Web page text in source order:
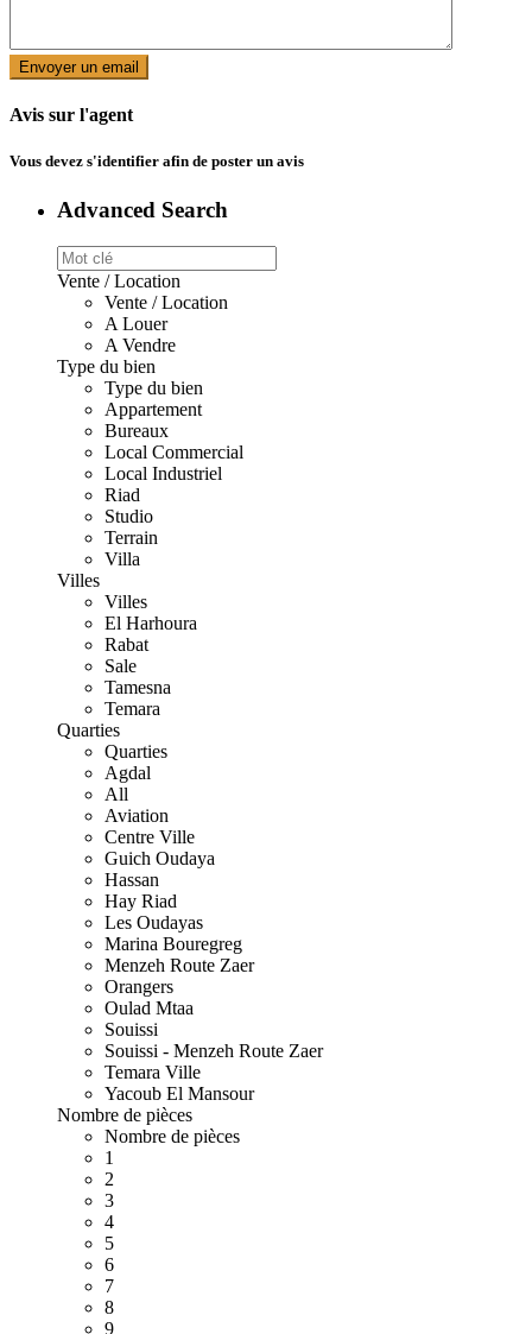
Avis sur l'agent
Vous devez s'identifier afin de poster un avis
Advanced Search
Vente / Location
Vente / Location
A Louer
A Vendre
Type du bien
Type du bien
Appartement
Bureaux
Local Commercial
Local Industriel
Riad
Studio
Terrain
Villa
Villes
Villes
El Harhoura
Rabat
Sale
Tamesna
Temara
Quarties
Quarties
Agdal
All
Aviation
Centre Ville
Guich Oudaya
Hassan
Hay Riad
Les Oudayas
Marina Bouregreg
Menzeh Route Zaer
Orangers
Oulad Mtaa
Souissi
Souissi - Menzeh Route Zaer
Temara Ville
Yacoub El Mansour
Nombre de pièces
Nombre de pièces
1
2
3
4
5
6
7
8
9